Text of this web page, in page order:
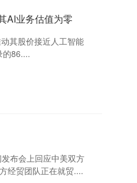
AI业务估值为零
其股价接近人工智能
的86....
布会上回应中美双方
经贸团队正在就贸....